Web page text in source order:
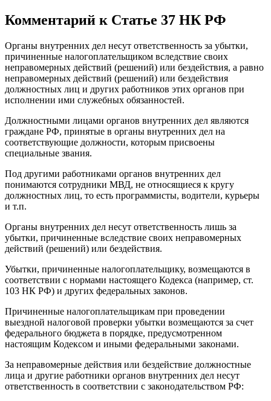
Комментарий к Статье 37 НК РФ
Органы внутренних дел несут ответственность за убытки,
причиненные налогоплательщиком вследствие своих
неправомерных действий (решений) или бездействия, а равно
неправомерных действий (решений) или бездействия
должностных лиц и других работников этих органов при
исполнении ими служебных обязанностей.
Должностными лицами органов внутренних дел являются
граждане РФ, принятые в органы внутренних дел на
соответствующие должности, которым присвоены
специальные звания.
Под другими работниками органов внутренних дел
понимаются сотрудники МВД, не относящиеся к кругу
должностных лиц, то есть программисты, водители, курьеры
и т.п.
Органы внутренних дел несут ответственность лишь за
убытки, причиненные вследствие своих неправомерных
действий (решений) или бездействия.
Убытки, причиненные налогоплательщику, возмещаются в
соответствии с нормами настоящего Кодекса (например, ст.
103 НК РФ) и других федеральных законов.
Причиненные налогоплательщикам при проведении
выездной налоговой проверки убытки возмещаются за счет
федерального бюджета в порядке, предусмотренном
настоящим Кодексом и иными федеральными законами.
За неправомерные действия или бездействие должностные
лица и другие работники органов внутренних дел несут
ответственность в соответствии с законодательством РФ: